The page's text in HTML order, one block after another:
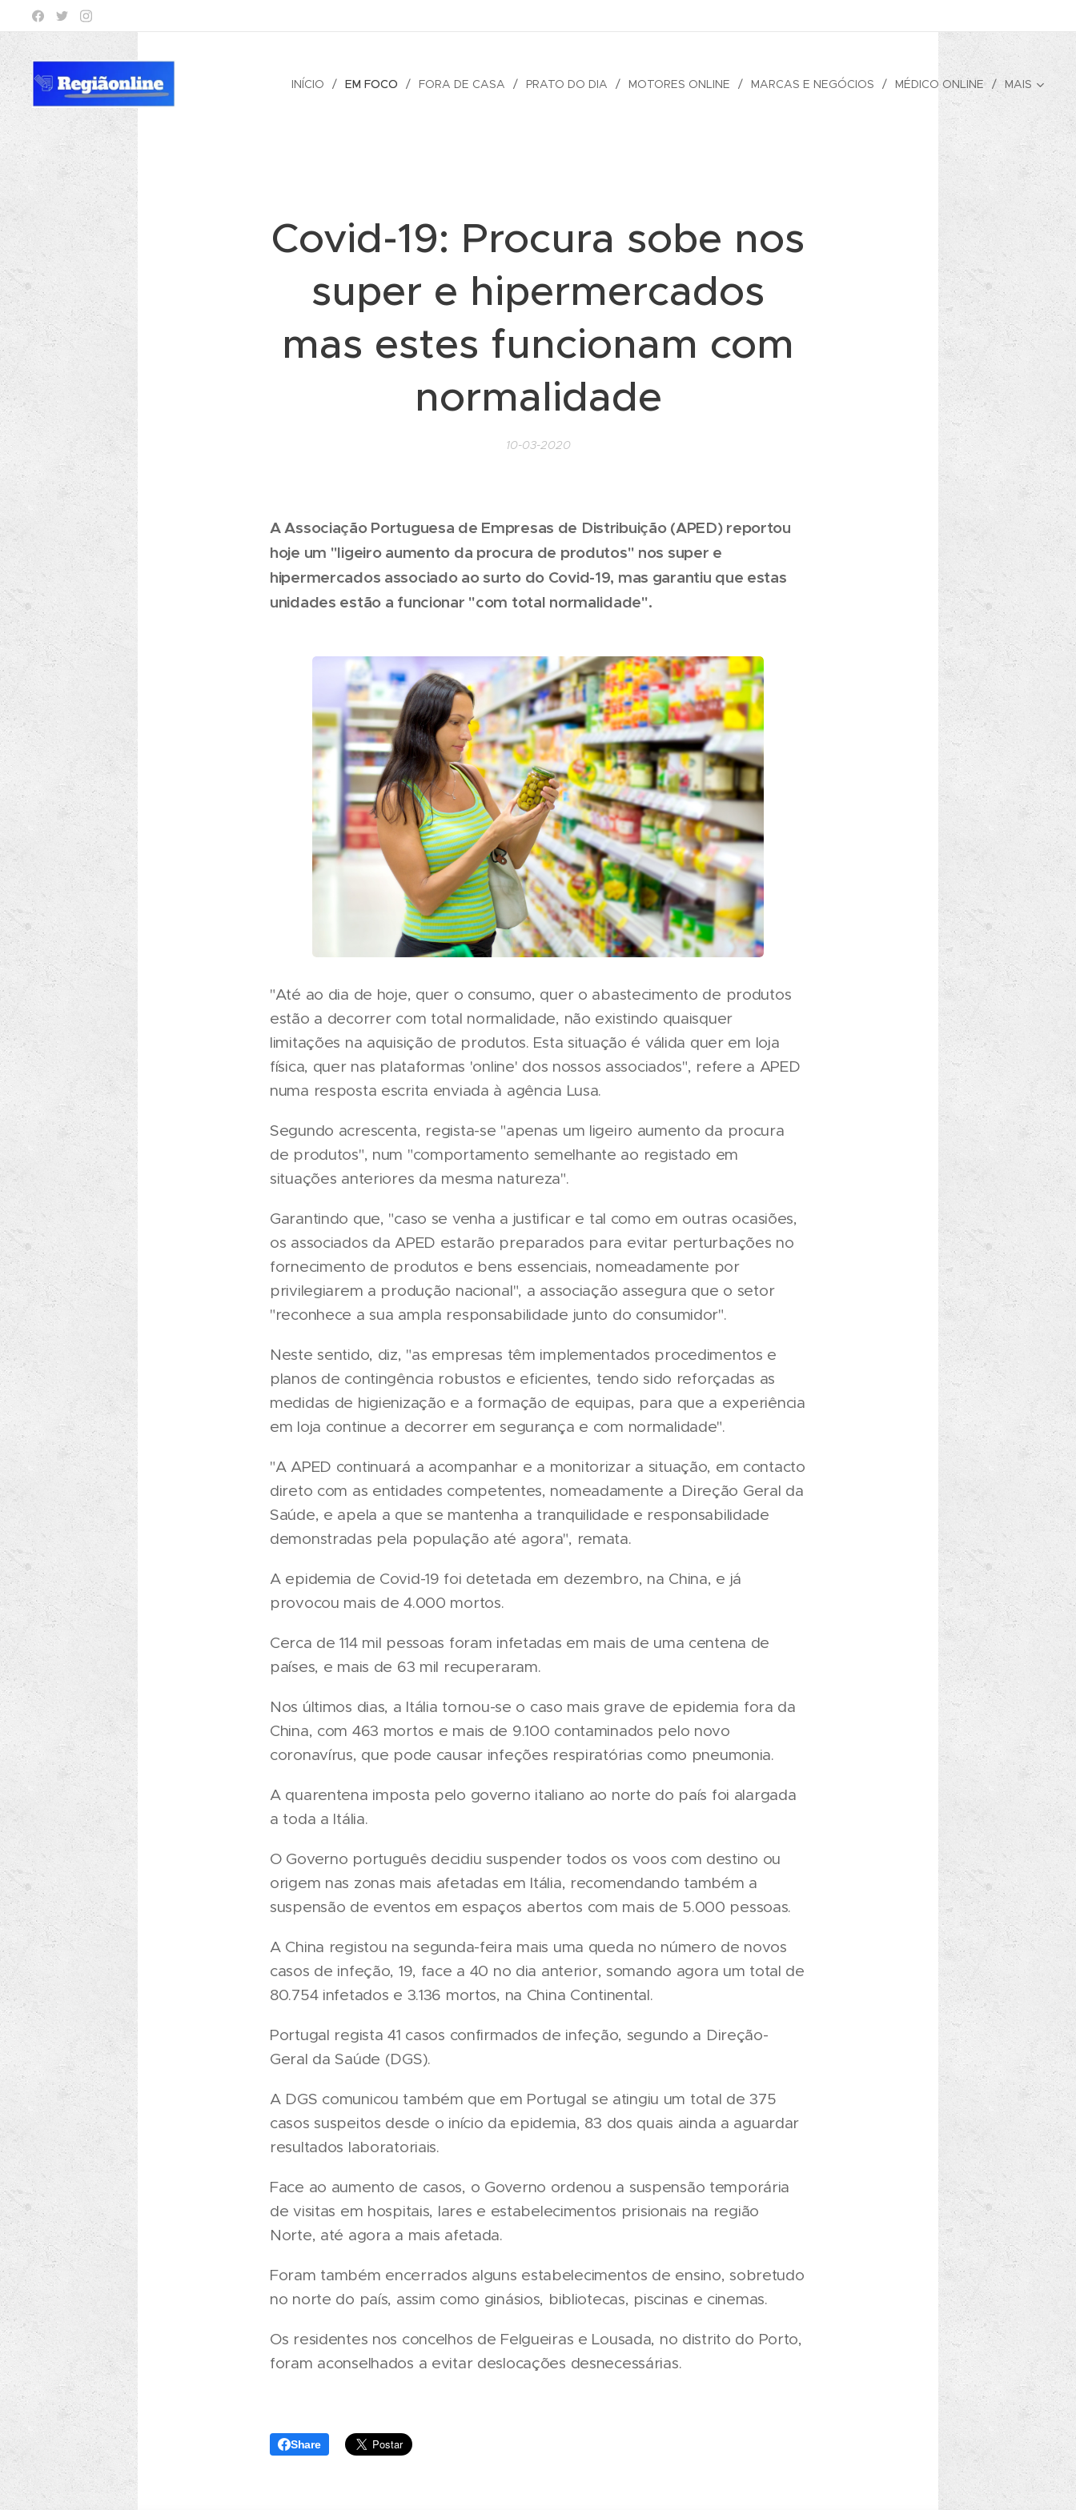
INÍCIO EM FOCO FORA DE CASA PRATO DO DIA MOTORES ONLINE MARCAS E NEGÓCIOS MÉDICO ONLINE MAIS
Covid-19: Procura sobe nos
super e hipermercados
mas estes funcionam com
normalidade
10-03-2020
A Associação Portuguesa de Empresas de Distribuição (APED) reportou
hoje um "ligeiro aumento da procura de produtos" nos super e
hipermercados associado ao surto do Covid-19, mas garantiu que estas
unidades estão a funcionar "com total normalidade".
"Até ao dia de hoje, quer o consumo, quer o abastecimento de produtos
estão a decorrer com total normalidade, não existindo quaisquer
limitações na aquisição de produtos. Esta situação é válida quer em loja
física, quer nas plataformas 'online' dos nossos associados", refere a APED
numa resposta escrita enviada à agência Lusa.
Segundo acrescenta, regista-se "apenas um ligeiro aumento da procura
de produtos", num "comportamento semelhante ao registado em
situações anteriores da mesma natureza".
Garantindo que, "caso se venha a justificar e tal como em outras ocasiões,
os associados da APED estarão preparados para evitar perturbações no
fornecimento de produtos e bens essenciais, nomeadamente por
privilegiarem a produção nacional", a associação assegura que o setor
"reconhece a sua ampla responsabilidade junto do consumidor".
Neste sentido, diz, "as empresas têm implementados procedimentos e
planos de contingência robustos e eficientes, tendo sido reforçadas as
medidas de higienização e a formação de equipas, para que a experiência
em loja continue a decorrer em segurança e com normalidade".
"A APED continuará a acompanhar e a monitorizar a situação, em contacto
direto com as entidades competentes, nomeadamente a Direção Geral da
Saúde, e apela a que se mantenha a tranquilidade e responsabilidade
demonstradas pela população até agora", remata.
A epidemia de Covid-19 foi detetada em dezembro, na China, e já
provocou mais de 4.000 mortos.
Cerca de 114 mil pessoas foram infetadas em mais de uma centena de
países, e mais de 63 mil recuperaram.
Nos últimos dias, a Itália tornou-se o caso mais grave de epidemia fora da
China, com 463 mortos e mais de 9.100 contaminados pelo novo
coronavírus, que pode causar infeções respiratórias como pneumonia.
A quarentena imposta pelo governo italiano ao norte do país foi alargada
a toda a Itália.
O Governo português decidiu suspender todos os voos com destino ou
origem nas zonas mais afetadas em Itália, recomendando também a
suspensão de eventos em espaços abertos com mais de 5.000 pessoas.
A China registou na segunda-feira mais uma queda no número de novos
casos de infeção, 19, face a 40 no dia anterior, somando agora um total de
80.754 infetados e 3.136 mortos, na China Continental.
Portugal regista 41 casos confirmados de infeção, segundo a Direção-
Geral da Saúde (DGS).
A DGS comunicou também que em Portugal se atingiu um total de 375
casos suspeitos desde o início da epidemia, 83 dos quais ainda a aguardar
resultados laboratoriais.
Face ao aumento de casos, o Governo ordenou a suspensão temporária
de visitas em hospitais, lares e estabelecimentos prisionais na região
Norte, até agora a mais afetada.
Foram também encerrados alguns estabelecimentos de ensino, sobretudo
no norte do país, assim como ginásios, bibliotecas, piscinas e cinemas.
Os residentes nos concelhos de Felgueiras e Lousada, no distrito do Porto,
foram aconselhados a evitar deslocações desnecessárias.
Share